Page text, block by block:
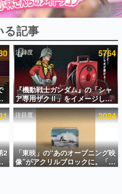
事ランキング
上！ ページビュー数万以上！ などな
まれた、電ファミ渾身の“殿堂入り”記
る記事
注目度 5764
『機動戦士ガンダム』の「シャ
ア専用ザクⅡ」をイメージした
散水ホースリールが予約開始。
本体にはシャアのパーソナルマ
ークやジオン公国軍のエンブレ
ム、型式番号などを配置
2
注目度 2024
「東映」の“あのオープニング映
像”がアクリルブロックに。「東
映ヒストリカル グッズコレクシ